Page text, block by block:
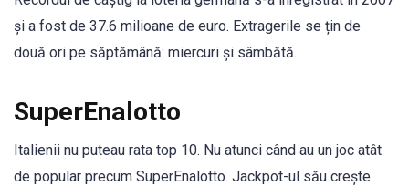
și a fost de 37.6 milioane de euro. Extragerile se țin de
două ori pe săptămână: miercuri și sâmbătă.
SuperEnalotto
Italienii nu puteau rata top 10. Nu atunci când au un joc atât
de popular precum SuperEnalotto. Jackpot-ul său crește